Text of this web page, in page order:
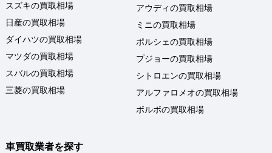
スズキの買取相場
日産の買取相場
ダイハツの買取相場
マツダの買取相場
スバルの買取相場
三菱の買取相場
アウディの買取相場
ミニの買取相場
ポルシェの買取相場
プジョーの買取相場
シトロエンの買取相場
アルファロメオの買取相場
ボルボの買取相場
車買取業者を探す